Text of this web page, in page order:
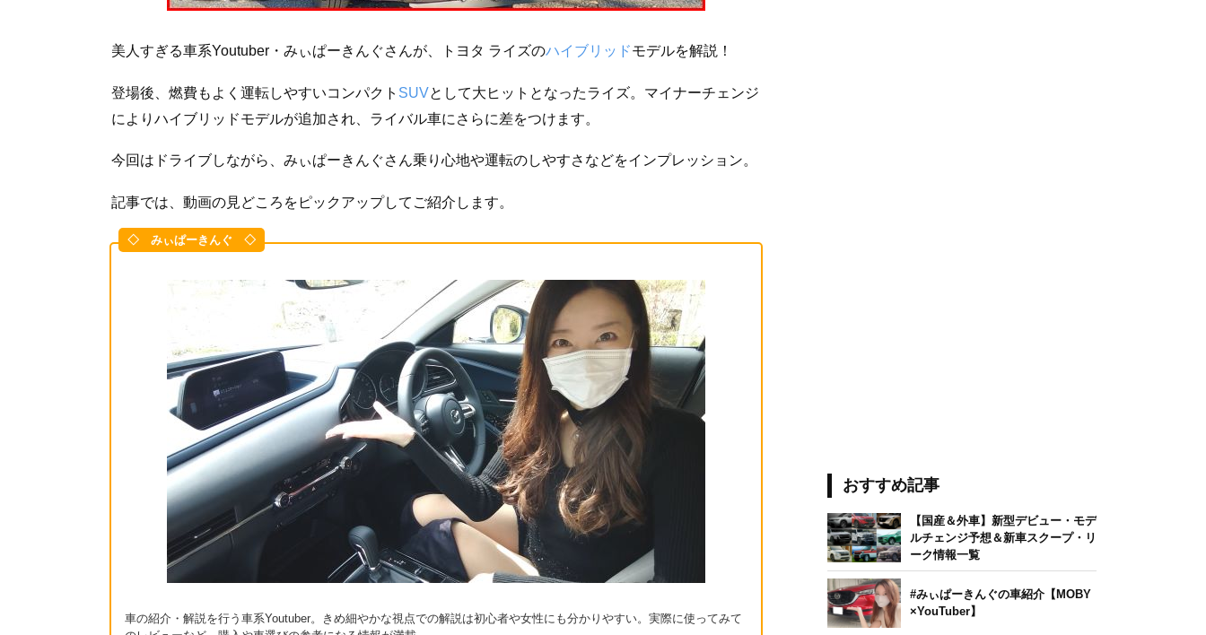
美人すぎる車系Youtuber・みぃぱーきんぐさんが、トヨタ ライズのハイブリッドモデルを解説！
登場後、燃費もよく運転しやすいコンパクト SUVとして大ヒットとなったライズ。マイナーチェンジ
によりハイブリッドモデルが追加され、ライバル車にさらに差をつけます。
今回はドライブしながら、みぃぱーきんぐさん乗り心地や運転のしやすさなどをインプレッション。
記事では、動画の見どころをピックアップしてご紹介します。
◇ みぃぱーきんぐ ◇
車の紹介・解説を行う車系Youtuber。きめ細やかな視点での解説は初心者や女性にも分かりやすい。実際に使ってみて
おすすめ記事
【国産＆外車】新型デビュー・モデ
ルチェンジ予想＆新車スクープ・リ
ーク情報一覧
#みぃぱーきんぐの車紹介【MOBY
×YouTuber】